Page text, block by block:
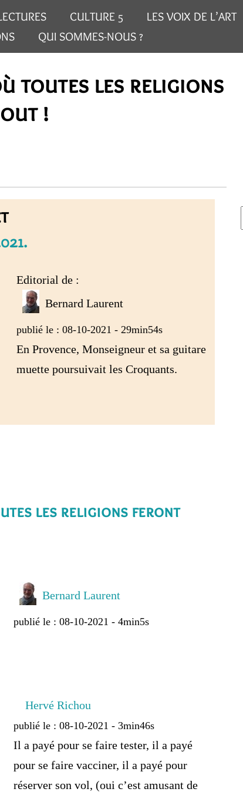
CULTURE 5 LES VOIX DE L’ART
QUI SOMMES-NOUS ?
toutes les religions
!
Editorial de :
Bernard Laurent
publié le : 08-10-2021 - 29min54s
En Provence, Monseigneur et sa guitare
muette poursuivait les Croquants.
les religions feront
Bernard Laurent
publié le : 08-10-2021 - 4min5s
Hervé Richou
publié le : 08-10-2021 - 3min46s
Il a payé pour se faire tester, il a payé
pour se faire vacciner, il a payé pour
réserver son vol, (oui c’est amusant de